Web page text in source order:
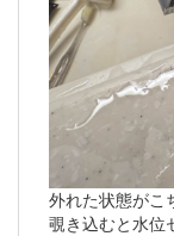
外れた状態がこ
覗き込むと水位